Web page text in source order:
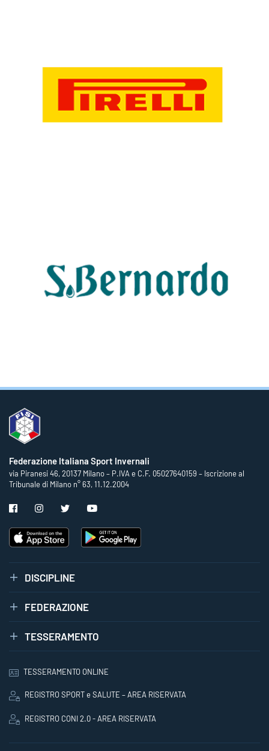
Federazione Italiana Sport Invernali
via Piranesi 46, 20137 Milano – P.IVA e C.F. 05027640159 – Iscrizione al
Tribunale di Milano n° 63, 11.12.2004
DISCIPLINE
FEDERAZIONE
TESSERAMENTO
TESSERAMENTO ONLINE
REGISTRO SPORT e SALUTE – AREA RISERVATA
REGISTRO CONI 2.0 - AREA RISERVATA